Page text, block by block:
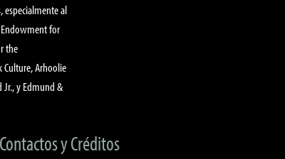
especialmente al
Endowment for
the
Culture, Arhoolie
Jr., y Edmund &
Contactos y Créditos